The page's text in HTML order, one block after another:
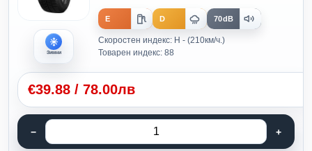
Зимни
E D 70dB
Скоростен индекс: H - (210км/ч.)
Товарен индекс: 88
€39.88 / 78.00лв